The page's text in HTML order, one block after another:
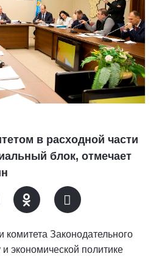
в расходной части
блок, отмечает
комитета Законодательного
экономической политике